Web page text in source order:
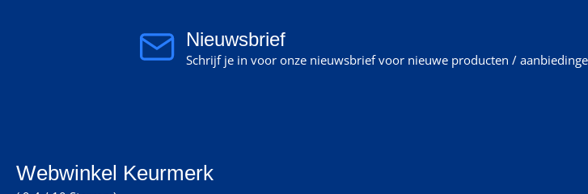
Nieuwsbrief
Schrijf je in voor onze nieuwsbrief voor nieuwe producten /
Webwinkel Keurmerk